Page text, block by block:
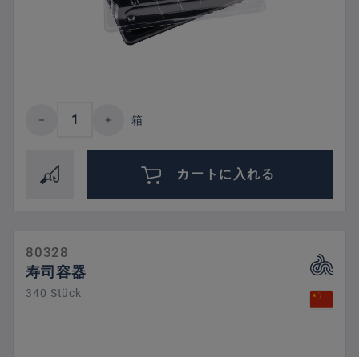
Product Quantity: Enter the desired
箱
カートに入れる
80328
寿司容器
340 Stück